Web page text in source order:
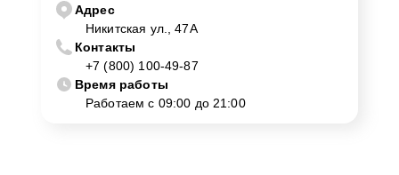
Для оформления заявки на ремонт микрофона на
Apple в Костроме достаточно обратиться в наш
сервисный центр по контактному номеру +7 (800) 100-
49-87 или посетить ремонтную мастерскую по адресу
Адрес
Никитская ул., 47А
Контакты
+7 (800) 100-49-87
Время работы
Работаем с 09:00 до 21:00